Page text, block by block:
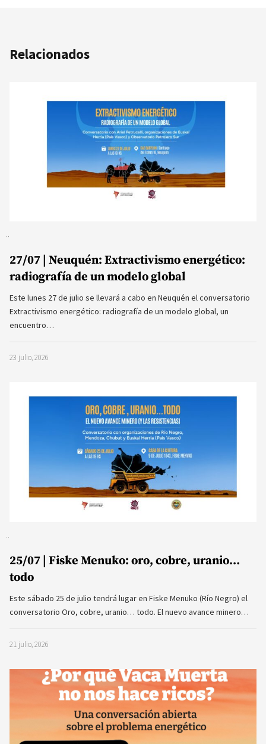
Relacionados
27/07 | Neuquén: Extractivismo energético:
radiografía de un modelo global
Este lunes 27 de julio se llevará a cabo en Neuquén el conversatorio
Extractivismo energético: radiografía de un modelo global, un
encuentro…
23 julio, 2026
25/07 | Fiske Menuko: oro, cobre, uranio…
todo
Este sábado 25 de julio tendrá lugar en Fiske Menuko (Río Negro) el
conversatorio Oro, cobre, uranio… todo. El nuevo avance minero…
21 julio, 2026